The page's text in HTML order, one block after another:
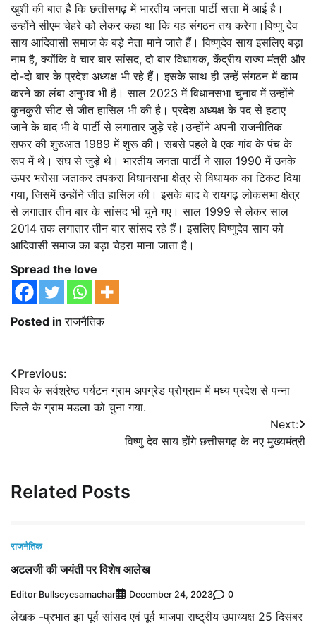
खुशी की बात है कि छत्तीसगढ़ में भारतीय जनता पार्टी सत्ता में आई है।
उन्होंने सीएम चेहरे को लेकर कहा था कि यह संगठन तय करेगा।विष्णु देव
साय आदिवासी समाज के बड़े नेता माने जाते हैं। विष्णुदेव साय इसलिए बड़ा
नाम है, क्योंकि वे चार बार सांसद, दो बार विधायक, केंद्रीय राज्य मंत्री और
दो-दो बार के प्रदेश अध्यक्ष भी रहे हैं। इसके साथ ही उन्हें संगठन में काम
करने का लंबा अनुभव भी है। साल 2023 में विधानसभा चुनाव में उन्होंने
कुनकुरी सीट से जीत हासिल भी की है। प्रदेश अध्यक्ष के पद से हटाए
जाने के बाद भी वे पार्टी से लगातार जुड़े रहे।उन्होंने अपनी राजनीतिक
सफर की शुरुआत 1989 में शुरू की। सबसे पहले वे एक गांव के पंच के
रूप में थे। संघ से जुड़े थे। भारतीय जनता पार्टी ने साल 1990 में उनके
ऊपर भरोसा जताकर तपकरा विधानसभा क्षेत्र से विधायक का टिकट दिया
गया, जिसमें उन्होंने जीत हासिल की। इसके बाद वे रायगढ़ लोकसभा क्षेत्र
से लगातार तीन बार के सांसद भी चुने गए। साल 1999 से लेकर साल
2014 तक लगातार तीन बार सांसद रहे हैं। इसलिए विष्णुदेव साय को
आदिवासी समाज का बड़ा चेहरा माना जाता है।
Spread the love
Posted inराजनैतिक
Post
navigation
Previous:
विश्व के सर्वश्रेष्ठ पर्यटन ग्राम अपग्रेड प्रोग्राम में मध्य प्रदेश से पन्ना
जिले के ग्राम मडला को चुना गया.
Next:
विष्णु देव साय होंगे छत्तीसगढ़ के नए मुख्यमंत्री
Related Posts
राजनैतिक
अटलजी की जयंती पर विशेष आलेख
Editor Bullseyesamachar December 24, 2023 0
लेखक -प्रभात झा पूर्व सांसद एवं पूर्व भाजपा राष्ट्रीय उपाध्यक्ष 25 दिसंबर